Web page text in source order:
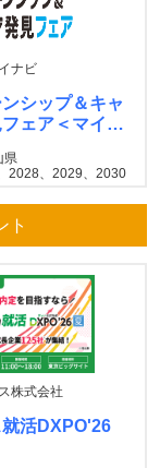
ナビ
シップ＆キャ
ェア＜マイナ
県
2028、2029、2030
ト
株式会社
活DXPO'26